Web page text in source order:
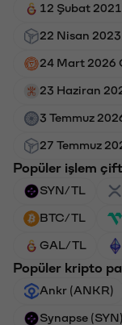
12 Şubat
22 Nisan
24 Mart 2026
23 Haziran
3 Temmuz
27 Temmuz
Popüler işlem
SYN/TL
BTC/TL
GAL/TL
Popüler kripto
Ankr (ANKR)
Synapse (SYN)